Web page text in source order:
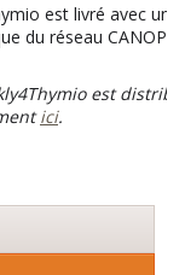
est livré avec
du réseau
est
ici.